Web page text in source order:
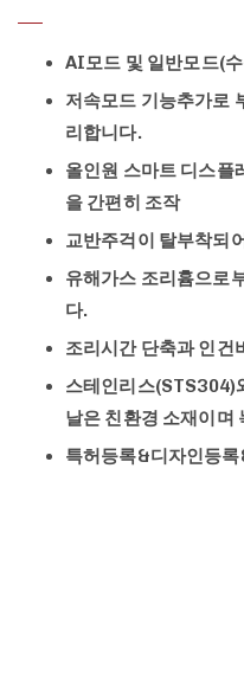
AI모드 및 일반모드(
저속모드 기능추가로
리합니다.
올인원 스마트 디스플
을 간편히 조작
교반주걱이 탈부착되
유해가스 조리흄으로
다.
조리시간 단축과 인건
스테인리스(STS304)
날은 친환경 소재이며
특허등록&디자인등